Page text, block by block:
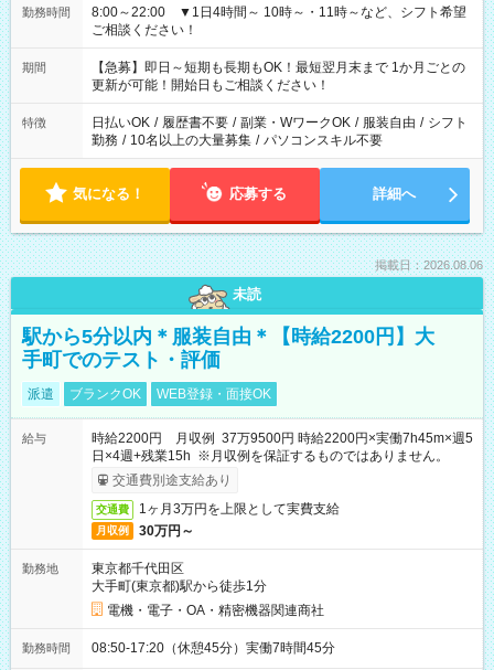
勤務時間
8:00～22:00 ▼1日4時間～ 10時～・11時～など、シフト希望
ご相談ください！
期間
【急募】即日～短期も長期もOK！最短翌月末まで 1か月ごとの
更新が可能！開始日もご相談ください！
特徴 日払いOK / 履歴書不要 / 副業・WワークOK / 服装自由 / シフト
勤務 / 10名以上の大量募集 / パソコンスキル不要
気になる！ 応募する 詳細へ
掲載日：2026.08.06
未読
駅から5分以内＊服装自由＊【時給2200円】大
手町でのテスト・評価
派遣 ブランクOK WEB登録・面接OK
給与
時給2200円 月収例 37万9500円 時給2200円×実働7h45m×週5
日×4週+残業15h ※月収例を保証するものではありません。
交通費別途支給あり
交通費 1ヶ月3万円を上限として実費支給
月収例 30万円～
勤務地
東京都千代田区
大手町(東京都)駅から徒歩1分
電機・電子・OA・精密機器関連商社
勤務時間 08:50-17:20（休憩45分）実働7時間45分